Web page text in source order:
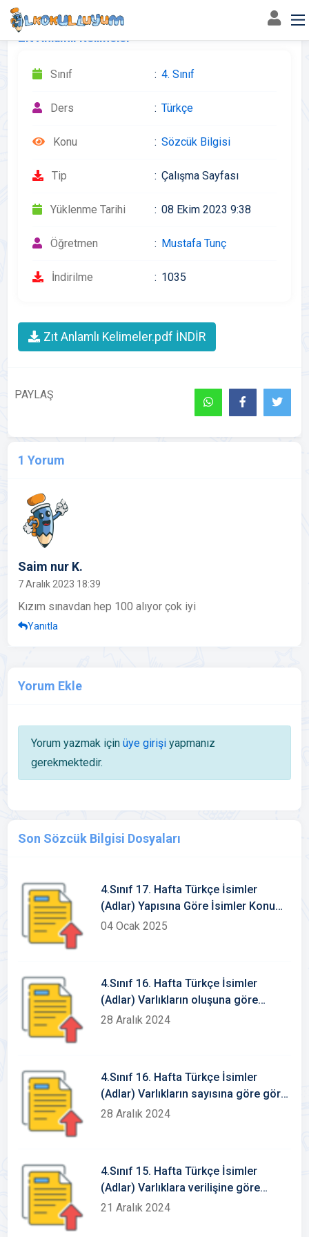
Zıt Anlamlı Kelimeler
Sınıf 4. Sınıf
Ders Türkçe
Konu Sözcük Bilgisi
Tip Çalışma Sayfası
Yüklenme Tarihi 08 Ekim 2023 9:38
Öğretmen Mustafa Tunç
İndirilme 1035
Zıt Anlamlı Kelimeler.pdf İNDİR
PAYLAŞ
1 Yorum
Saim nur K.
7 Aralık 2023 18:39
Kızım sınavdan hep 100 alıyor çok iyi
Yanıtla
Yorum Ekle
Yorum yazmak için üye girişiyapmanız
gerekmektedir.
Son Sözcük Bilgisi Dosyaları
4.Sınıf 17. Hafta Türkçe İsimler
(Adlar) Yapısına Göre İsimler Konu
Etkinlikleri
04 Ocak 2025
4.Sınıf 16. Hafta Türkçe İsimler
(Adlar) Varlıkların oluşuna göre
somut-soyut isimler
28 Aralık 2024
4.Sınıf 16. Hafta Türkçe İsimler
(Adlar) Varlıkların sayısına göre göre
isimler tekil-çoğul-topluluk isimleri
28 Aralık 2024
4.Sınıf 15. Hafta Türkçe İsimler
(Adlar) Varlıklara verilişine göre
isimler Özel isim-cins isim
21 Aralık 2024